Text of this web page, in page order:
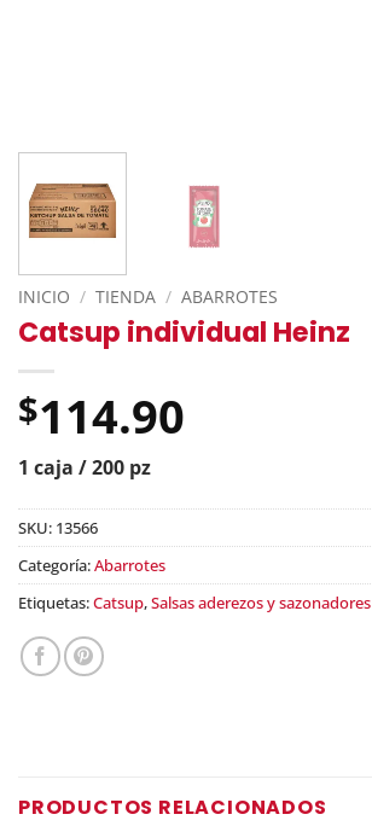
INICIO / TIENDA / ABARROTES
Catsup individual Heinz
$114.90
1 caja / 200 pz
SKU: 13566
Categoría:Abarrotes
Etiquetas:Catsup,Salsas aderezos y sazonadores
PRODUCTOS RELACIONADOS